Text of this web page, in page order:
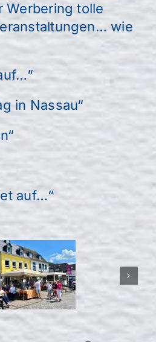
Werbering tolle
wie
in Nassau“
auf…“